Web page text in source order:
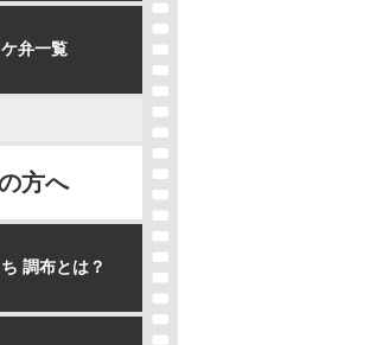
弁一覧
方へ
調布とは？